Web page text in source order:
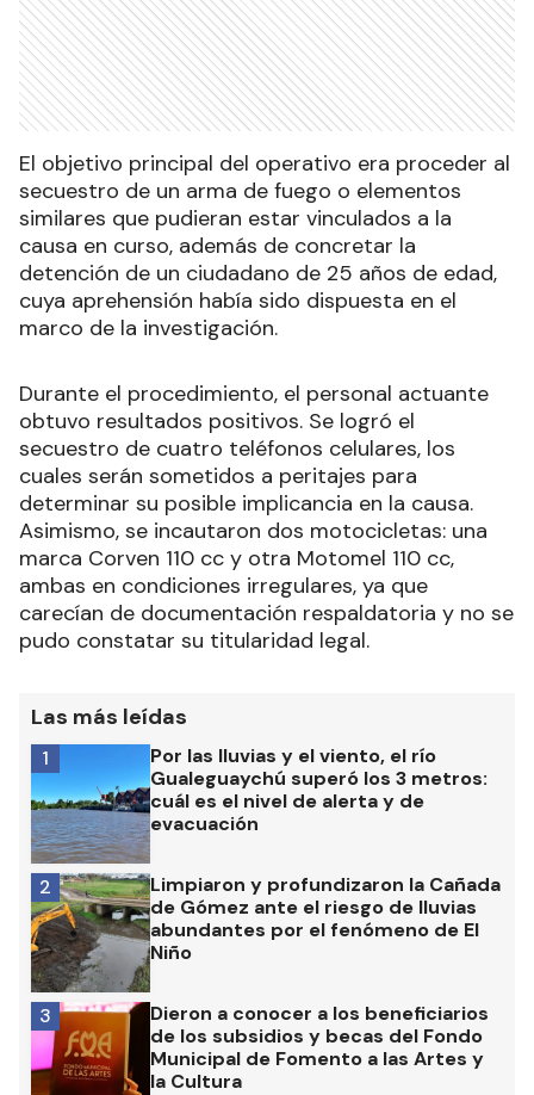
El objetivo principal del operativo era proceder al
secuestro de un arma de fuego o elementos
similares que pudieran estar vinculados a la
causa en curso, además de concretar la
detención de un ciudadano de 25 años de edad,
cuya aprehensión había sido dispuesta en el
marco de la investigación.
Durante el procedimiento, el personal actuante
obtuvo resultados positivos. Se logró el
secuestro de cuatro teléfonos celulares, los
cuales serán sometidos a peritajes para
determinar su posible implicancia en la causa.
Asimismo, se incautaron dos motocicletas: una
marca Corven 110 cc y otra Motomel 110 cc,
ambas en condiciones irregulares, ya que
carecían de documentación respaldatoria y no se
pudo constatar su titularidad legal.
Las más leídas
Por las lluvias y el viento, el río
Gualeguaychú superó los 3 metros:
cuál es el nivel de alerta y de
evacuación
1
Limpiaron y profundizaron la Cañada
de Gómez ante el riesgo de lluvias
abundantes por el fenómeno de El
Niño
2
Dieron a conocer a los beneficiarios
de los subsidios y becas del Fondo
Municipal de Fomento a las Artes y
la Cultura
3